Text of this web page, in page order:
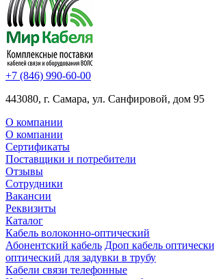
+7 (846) 990-60-00
443080, г. Самара, ул. Санфировой, дом 95
О компании
О компании
Сертификаты
Поставщики и потребители
Отзывы
Сотрудники
Вакансии
Реквизиты
Каталог
Кабель волоконно-оптический
Абонентский кабель Дроп кабель
оптический для задувки в трубу
Кабели связи телефонные